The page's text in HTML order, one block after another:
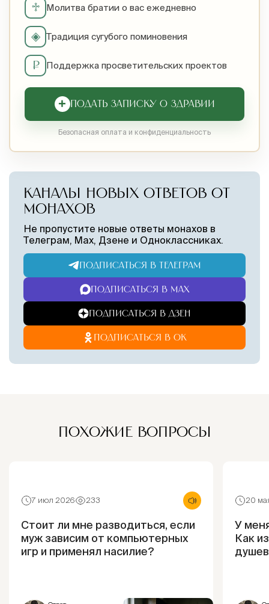
♱ Молитва братии о вас ежедневно
◈ Традиция сугубого поминовения
₽ Поддержка просветительских проектов
+ ПОДАТЬ ЗАПИСКУ О ЗДРАВИИ
Безопасная оплата и конфиденциальность
КАНАЛЫ НОВЫХ ОТВЕТОВ ОТ
МОНАХОВ
Не пропустите новые ответы монахов в
Телеграм, Max, Дзене и Одноклассниках.
ПОДПИСАТЬСЯ В ТЕЛЕГРАМ
ПОДПИСАТЬСЯ В MAX
ПОДПИСАТЬСЯ В ДЗЕН
ПОДПИСАТЬСЯ В ОК
ПОХОЖИЕ ВОПРОСЫ
7 июл 2026 233
Стоит ли мне разводиться, если
муж зависим от компьютерных
игр и применял насилие?
20
У
Как